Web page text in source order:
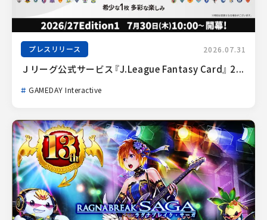
プレスリリース 2026.07.31
Ｊリーグ公式サービス『J.League Fantasy Card』 2...
GAMEDAY Interactive